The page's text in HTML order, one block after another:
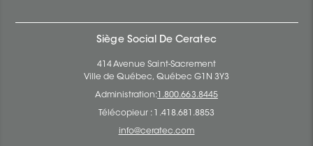
Siège Social De Ceratec
414 Avenue Saint-Sacrement
Ville de Québec, Québec G1N 3Y3
Administration: 1.800.663.8445
Télécopieur : 1.418.681.8853
info@ceratec.com